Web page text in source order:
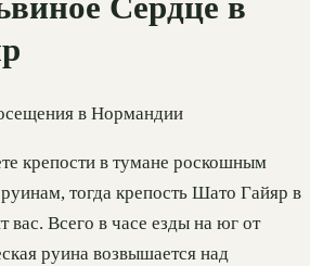
Сердце в
в Нормандии
крепости в тумане роскошным
тогда крепость Шато Гайяр в
вас. Всего в часе езды на юг от
руина возвышается над